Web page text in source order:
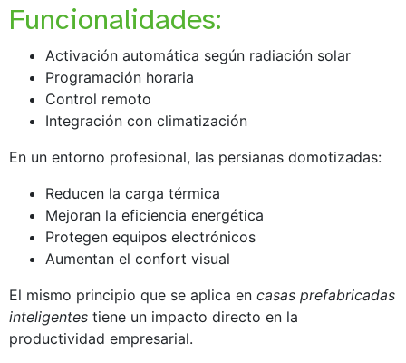
Funcionalidades:
Activación automática según radiación solar
Programación horaria
Control remoto
Integración con climatización
En un entorno profesional, las persianas domotizadas:
Reducen la carga térmica
Mejoran la eficiencia energética
Protegen equipos electrónicos
Aumentan el confort visual
El mismo principio que se aplica en casas prefabricadas
inteligentes tiene un impacto directo en la
productividad empresarial.